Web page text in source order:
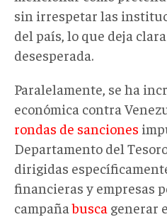
sin irrespetar las
del país, lo que deja
desesperada.
Paralelamente, se ha
económica contra
rondas de sanciones
Departamento del
dirigidas
financieras y empresas
campañabusca generar